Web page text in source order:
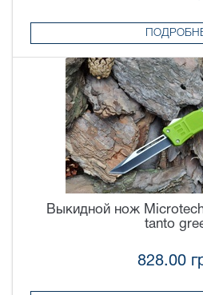
Выкидной нож
tanto
828.00